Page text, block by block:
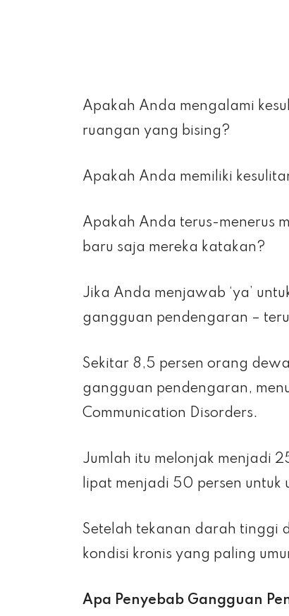
Apakah Anda mengalami
ruangan yang bising?
Apakah Anda memiliki
Apakah Anda terus-menerus
baru saja mereka katakan?
Jika Anda menjawab ‘ya’
gangguan pendengaran –
Sekitar 8,5 persen orang
gangguan pendengaran,
Communication Disorders.
Jumlah itu melonjak menjadi
lipat menjadi 50 persen untuk
Setelah tekanan darah tinggi
kondisi kronis yang paling
Apa Penyebab Gangguan